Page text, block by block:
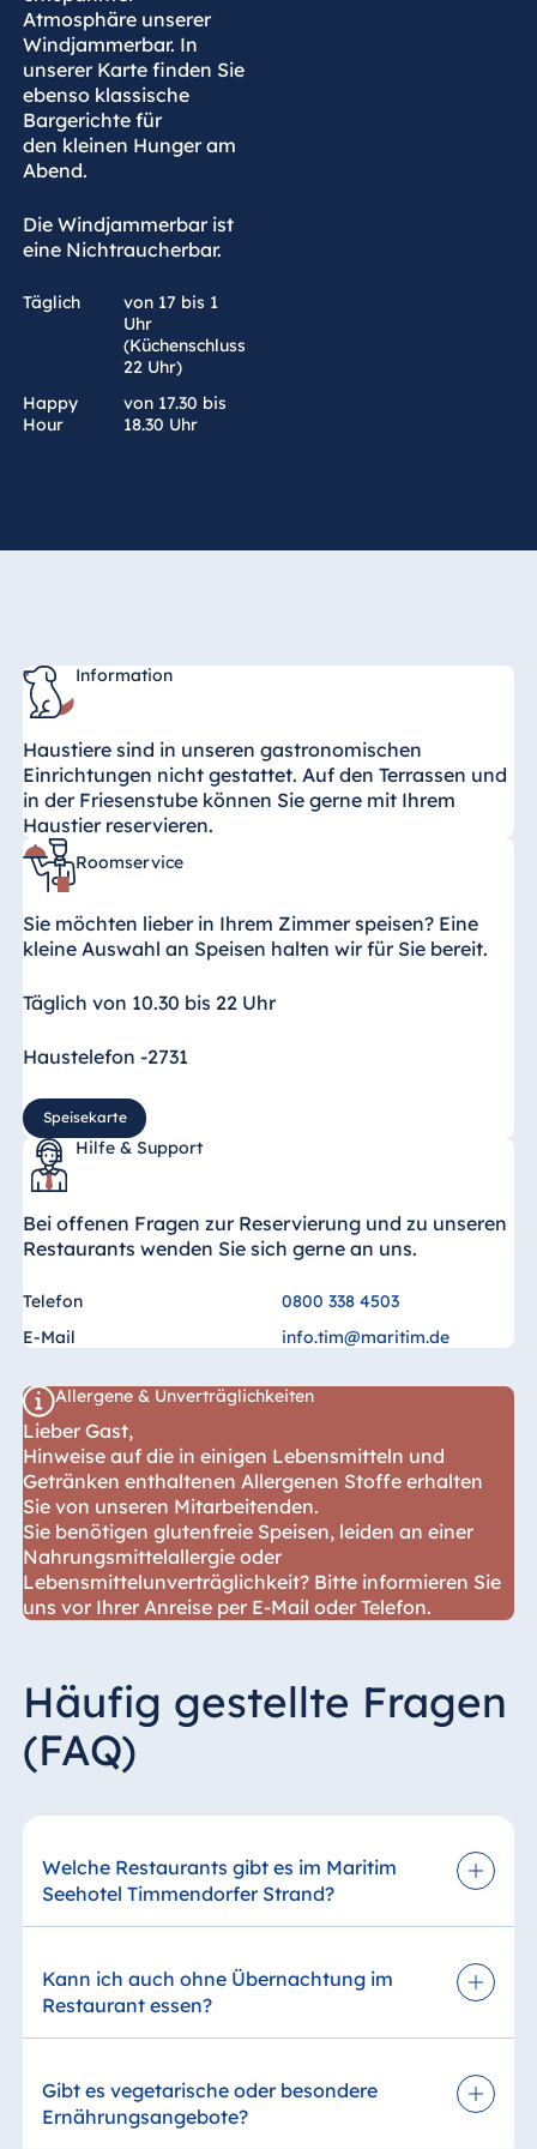
Atmosphäre unserer
Windjammerbar. In
unserer Karte finden Sie
ebenso klassische
Bargerichte für
den kleinen Hunger am
Abend.
Die Windjammerbar ist
eine Nichtraucherbar.
Täglich
von 17 bis 1
Uhr
(Küchenschluss
22 Uhr)
Happy
Hour
von 17.30 bis
18.30 Uhr
Information
Haustiere sind in unseren gastronomischen
Einrichtungen nicht gestattet. Auf den Terrassen und
in der Friesenstube können Sie gerne mit Ihrem
Haustier reservieren.
Roomservice
Sie möchten lieber in Ihrem Zimmer speisen? Eine
kleine Auswahl an Speisen halten wir für Sie bereit.
Täglich von 10.30 bis 22 Uhr
Haustelefon -2731
Speisekarte
Hilfe & Support
Bei offenen Fragen zur Reservierung und zu unseren
Restaurants wenden Sie sich gerne an uns.
Telefon
0800 338 4503
E-Mail
info.tim@maritim.de
Allergene & Unverträglichkeiten
Lieber Gast,
Hinweise auf die in einigen Lebensmitteln und
Getränken enthaltenen Allergenen Stoffe erhalten
Sie von unseren Mitarbeitenden.
Sie benötigen glutenfreie Speisen, leiden an einer
Nahrungsmittelallergie oder
Lebensmittelunverträglichkeit? Bitte informieren Sie
uns vor Ihrer Anreise per E-Mail oder Telefon.
Häufig gestellte Fragen
(FAQ)
Welche Restaurants gibt es im Maritim
Seehotel Timmendorfer Strand?
erwarten Sie mehrere gastronomische Angebote.
Dazu zählt unter anderem das Gourmet-
Restaurant Orangerie, das mit einem Michelin-
Stern ausgezeichnet ist, sowie weitere
und internationaler Küche. Auch ein
reichhaltiges Frühstücksbuffet gehört zum
Kann ich auch ohne Übernachtung im
Restaurant essen?
Reservierung für externe Gäste wird empfohlen.
Gibt es vegetarische oder besondere
Ernährungsangebote?